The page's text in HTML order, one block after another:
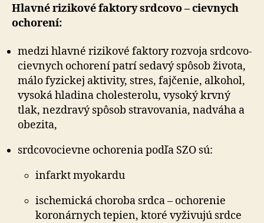
Hlavné rizikové faktory srdcovo – cievnych
ochorení:
medzi hlavné rizikové faktory rozvoja srdcovo-
cievnych ochorení patrí sedavý spôsob života,
málo fyzickej aktivity, stres, fajčenie, alkohol,
vysoká hladina cholesterolu, vysoký krvný
tlak, nezdravý spôsob stravovania, nadváha a
obezita,
srdcovocievne ochorenia podľa SZO sú:
infarkt myokardu
ischemická choroba srdca – ochorenie
koronárnych tepien, ktoré vyživujú srdce